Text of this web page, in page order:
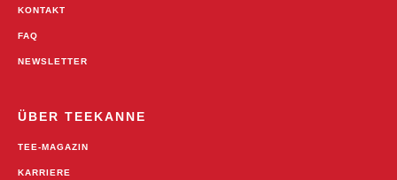
KONTAKT
FAQ
NEWSLETTER
ÜBER TEEKANNE
TEE-MAGAZIN
KARRIERE